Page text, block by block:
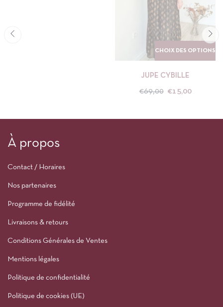
CHOIX DES OPTIONS
JUPE CYBILLE
€69,00 €15,00
À propos
Contact / Horaires
Nos partenaires
Programme de fidélité
Livraisons & retours
Conditions Générales de Ventes
Mentions légales
Politique de confidentialité
Politique de cookies (UE)